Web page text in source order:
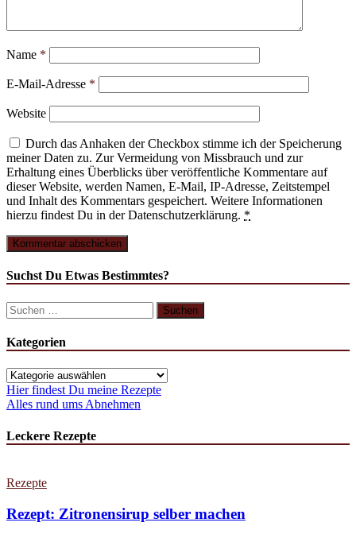
Name *
E-Mail-Adresse *
Website
Durch das Anhaken der Checkbox stimme ich der Speicherung
meiner Daten zu. Zur Vermeidung von Missbrauch und zur
Erhaltung eines Überblicks über veröffentliche Kommentare auf
dieser Website, werden Namen, E-Mail, IP-Adresse, Zeitstempel
und Inhalt des Kommentars gespeichert. Weitere Informationen
hierzu findest Du in der Datenschutzerklärung. *
Suchst Du Etwas Bestimmtes?
Kategorien
Hier findest Du meine Rezepte
Alles rund ums Abnehmen
Leckere Rezepte
Rezepte
Rezept: Zitronensirup selber machen